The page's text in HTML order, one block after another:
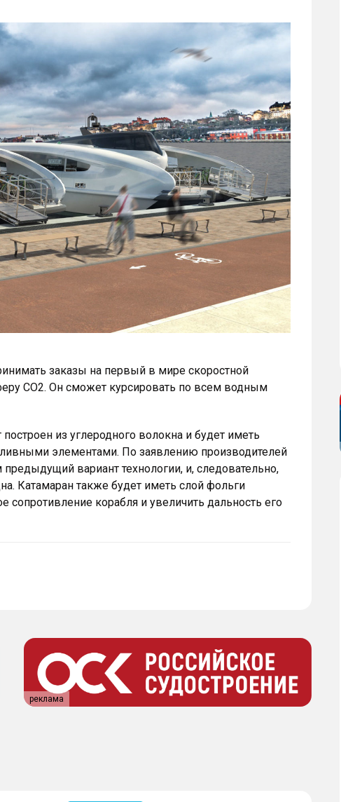
заказы на первый в мире скоростной
CO2. Он сможет курсировать по всем водным
построен из углеродного волокна и будет иметь
элементами. По заявлению производителей
вариант технологии, и, следовательно,
Катамаран также будет иметь слой фольги
корабля и увеличить дальность его
реклама